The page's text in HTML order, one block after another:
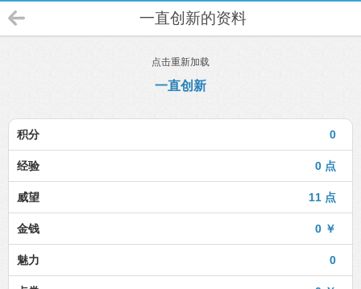
一直创新的资料
点击重新加载
一直创新
0
积分
0 点
经验
11 点
威望
0 ￥
金钱
0
魅力